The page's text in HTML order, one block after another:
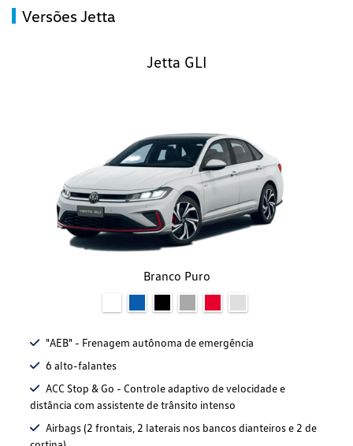
Versões Jetta
Jetta GLI
Branco Puro
"AEB" - Frenagem autônoma de emergência
6 alto-falantes
ACC Stop & Go - Controle adaptivo de velocidade e
distância com assistente de trânsito intenso
Airbags (2 frontais, 2 laterais nos bancos dianteiros e 2 de